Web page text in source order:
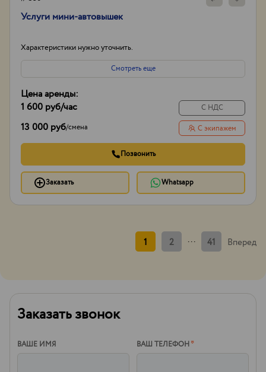
Услуги мини-автовышек
Характеристики нужно уточнить.
Смотреть еще
Цена аренды:
1 600 руб/час
13 000 руб/смена
С НДС
С экипажем
Позвонить
Заказать Whatsapp
1 2 ... 41 Вперед
Заказать звонок
ВАШЕ ИМЯ ВАШ ТЕЛЕФОН*